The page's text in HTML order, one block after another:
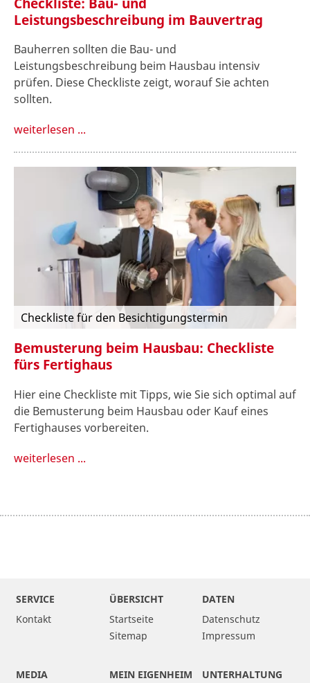
Leistungsbeschreibung im Bauvertrag
Bauherren sollten die Bau- und
Leistungsbeschreibung beim Hausbau intensiv
prüfen. Diese Checkliste zeigt, worauf Sie achten
sollten.
weiterlesen ...
Checkliste für den Besichtigungstermin
Bemusterung beim Hausbau: Checkliste
fürs Fertighaus
Hier eine Checkliste mit Tipps, wie Sie sich optimal auf
die Bemusterung beim Hausbau oder Kauf eines
Fertighauses vorbereiten.
weiterlesen ...
SERVICE
Kontakt
ÜBERSICHT
Startseite
Sitemap
DATEN
Datenschutz
Impressum
MEDIA MEIN EIGENHEIM UNTERHALTUNG